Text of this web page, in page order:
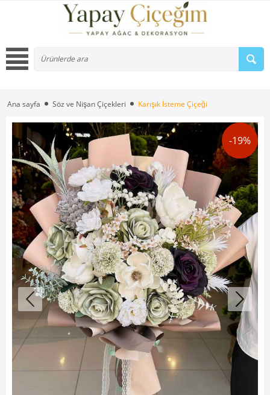
Ana sayfa Söz ve Nişan Çiçekleri Karışık İsteme Çiçeği
-19%